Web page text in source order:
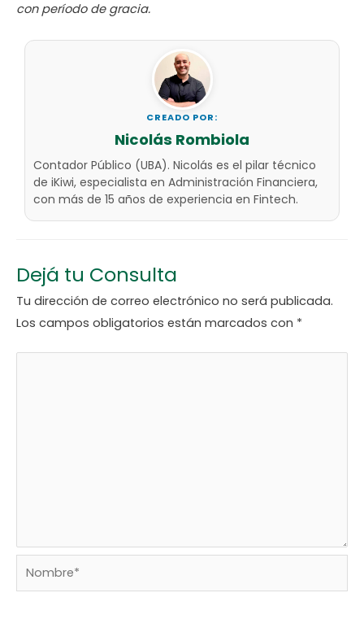
con período de gracia.
CREADO POR:
Nicolás Rombiola
Contador Público (UBA). Nicolás es el pilar técnico
de iKiwi, especialista en Administración Financiera,
con más de 15 años de experiencia en Fintech.
Dejá tu Consulta
Tu dirección de correo electrónico no será publicada.
Los campos obligatorios están marcados con *
Nombre*